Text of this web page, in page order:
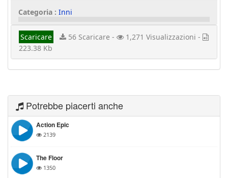
Categoria : Inni
Scaricare 56 Scaricare -
1,271 Visualizzazioni -
223.38 Kb
Potrebbe piacerti anche
Action Epic
2139
The Floor
1350